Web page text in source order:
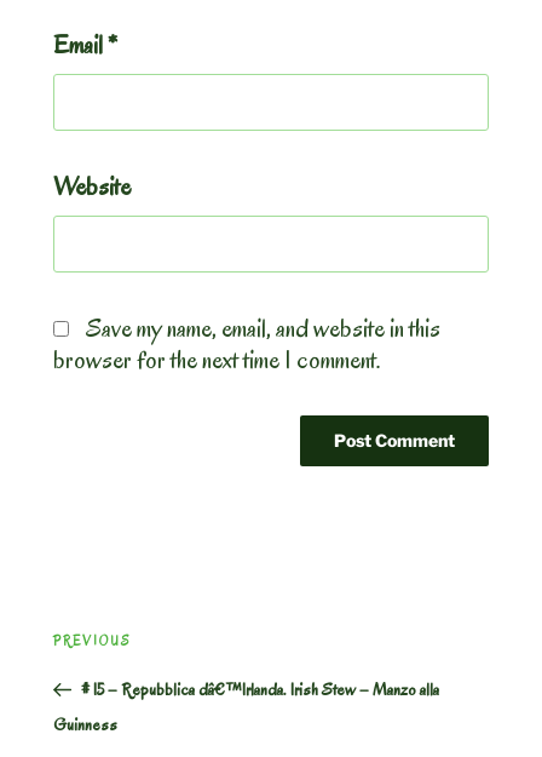
Email*
Website
Save my name, email, and website in this
browser for the next time I comment.
navigation
Previous
PREVIOUS
# 15 – Repubblica dâ€™Irlanda. Irish Stew – Manzo alla
Guinness